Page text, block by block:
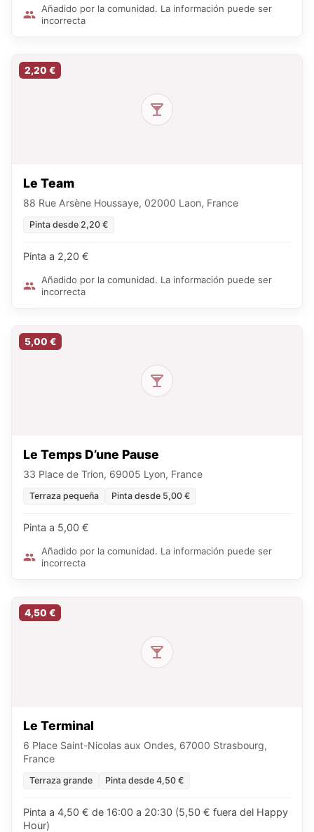
Añadido por la comunidad. La información puede ser
incorrecta
2,20 €
Le Team
88 Rue Arsène Houssaye, 02000 Laon, France
Pinta desde 2,20 €
Pinta a 2,20 €
Añadido por la comunidad. La información puede ser
incorrecta
5,00 €
Le Temps D’une Pause
33 Place de Trion, 69005 Lyon, France
Terraza pequeña Pinta desde 5,00 €
Pinta a 5,00 €
Añadido por la comunidad. La información puede ser
incorrecta
4,50 €
Le Terminal
6 Place Saint-Nicolas aux Ondes, 67000 Strasbourg,
France
Terraza grande Pinta desde 4,50 €
Pinta a 4,50 € de 16:00 a 20:30 (5,50 € fuera del Happy
Hour)